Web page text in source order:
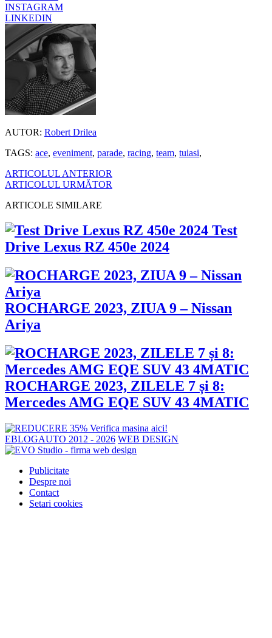
INSTAGRAM
LINKEDIN
AUTOR: Robert Drilea
TAGS: ace, eveniment, parade, racing, team, tuiasi,
ARTICOLUL ANTERIOR
ARTICOLUL URMĂTOR
ARTICOLE SIMILARE
Test
Drive Lexus RZ 450e 2024
ROCHARGE 2023, ZIUA 9 – Nissan
Ariya
ROCHARGE 2023, ZILELE 7 și 8:
Mercedes AMG EQE SUV 43 4MATIC
EBLOGAUTO 2012 - 2026 WEB DESIGN
Publicitate
Despre noi
Contact
Setari cookies